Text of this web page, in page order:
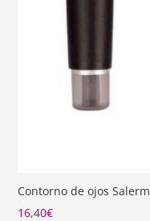
Contorno de ojos Salerm
16,40€